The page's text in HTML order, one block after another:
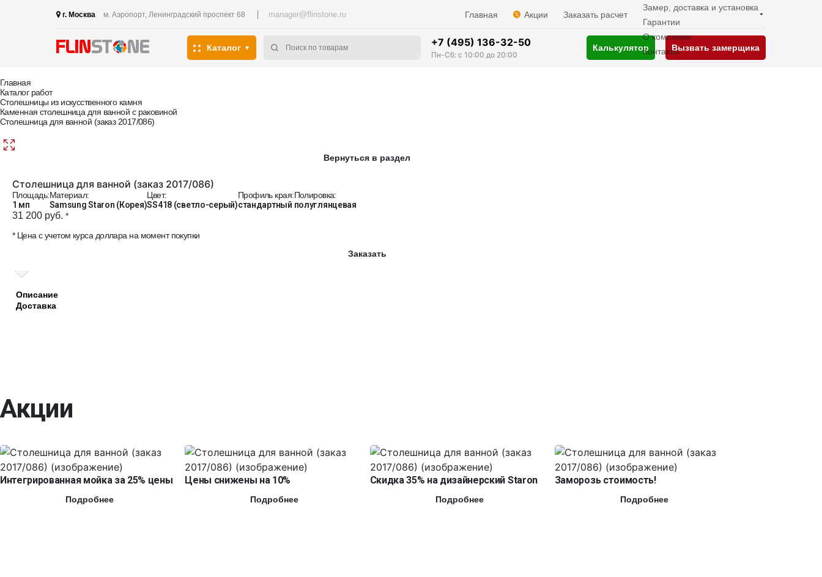
г. Москва м. Аэропорт, Ленинградский проспект 68 manager@flinstone.ru Главная Акции Заказать расчет
Замер, доставка и установка
Гарантии
О компании
Контакты
Каталог +7 (495) 136-32-50
Пн-Сб: с 10:00 до 20:00
Калькулятор Вызвать замерщика
Главная
Каталог работ
Столешницы из искусственного камня
Каменная столешница для ванной с раковиной
Столешница для ванной (заказ 2017/086)
Вернуться в раздел
Столешница для ванной (заказ 2017/086)
Площадь:
1 мп
Материал:
Samsung Staron (Корея)
Цвет:
SS418 (светло-серый)
Профиль края:
стандартный
Полировка:
полуглянцевая
31 200 руб. *
* Цена с учетом курса доллара на момент покупки
Заказать
Описание
Доставка
Акции
Интегрированная мойка за 25% цены
Подробнее
Цены снижены на 10%
Подробнее
Скидка 35% на дизайнерский Staron
Подробнее
Заморозь стоимость!
Подробнее